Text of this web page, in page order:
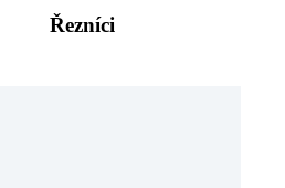
Řezníci